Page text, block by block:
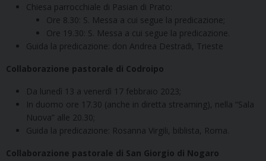
Chiesa parrocchiale di Pasian di Prato:
Ore 8.30: S. Messa a cui segue la predicazione;
Ore 19.30: S. Messa a cui segue la predicazione.
Guida la predicazione: don Andrea Destradi, Trieste
Collaborazione pastorale di Codroipo
Da lunedì 13 a venerdì 17 febbraio 2023;
In duomo ore 17.30 (anche in diretta streaming), nella “Sala
Nuova” alle 20.30;
Guida la predicazione: Rosanna Virgili, biblista, Roma.
Collaborazione pastorale di San Giorgio di Nogaro